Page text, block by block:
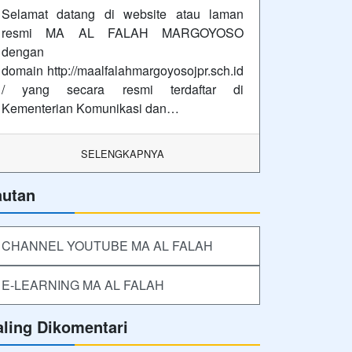
Selamat datang di website atau laman
resmi MA AL FALAH MARGOYOSO
dengan
domain http://maalfalahmargoyosojpr.sch.id
/ yang secara resmi terdaftar di
Kementerian Komunikasi dan…
SELENGKAPNYA
CHANNEL YOUTUBE MA AL FALAH
E-LEARNING MA AL FALAH
Dikomentari